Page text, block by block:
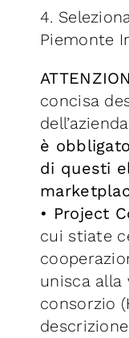
4.
Piemonte
concisa
è
di questi
• Project
cui stiate
unisca alla
consorzio